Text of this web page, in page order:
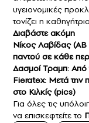
υγειονομικές
τονίζει η
Διαβάστε ακόμη
Νίκος Λαβίδας
παντού σε κάθε
Δασμοί Τραμπ: Από
Fieratex: Μετά την
στο Κιλκίς (pics)
Για όλες τις
να επισκεφτείτε το